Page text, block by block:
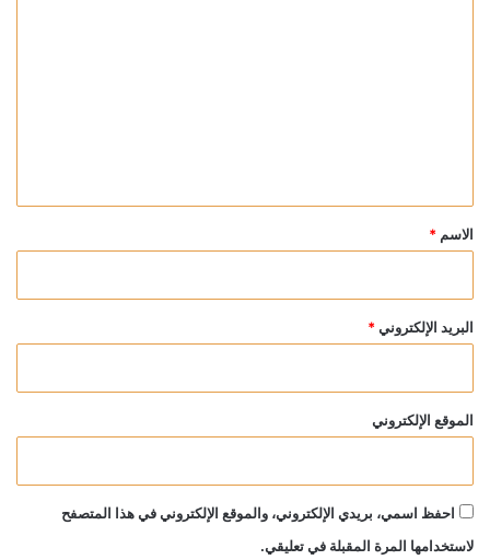
*
الاسم *
البريد الإلكتروني *
الموقع الإلكتروني
احفظ اسمي، بريدي الإلكتروني، والموقع الإلكتروني في هذا المتصفح
لاستخدامها المرة المقبلة في تعليقي.